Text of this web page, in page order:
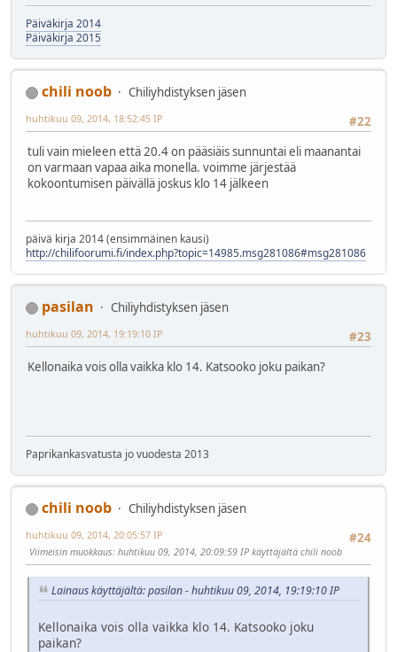
Päiväkirja 2014
Päiväkirja 2015
chili noob
Chiliyhdistyksen jäsen
#22
huhtikuu 09, 2014, 18:52:45 IP
tuli vain mieleen että 20.4 on pääsiäis sunnuntai eli maanantai
on varmaan vapaa aika monella. voimme järjestää
kokoontumisen päivällä joskus klo 14 jälkeen
päivä kirja 2014 (ensimmäinen kausi)
http://chilifoorumi.fi/index.php?topic=14985.msg281086#msg281086
pasilan
Chiliyhdistyksen jäsen
#23
huhtikuu 09, 2014, 19:19:10 IP
Kellonaika vois olla vaikka klo 14. Katsooko joku paikan?
Paprikankasvatusta jo vuodesta 2013
chili noob
Chiliyhdistyksen jäsen
#24
huhtikuu 09, 2014, 20:05:57 IP
Viimeisin muokkaus: huhtikuu 09, 2014, 20:09:59 IP käyttäjältä chili noob
Lainaus käyttäjältä: pasilan - huhtikuu 09, 2014, 19:19:10 IP
Kellonaika vois olla vaikka klo 14. Katsooko joku
paikan?